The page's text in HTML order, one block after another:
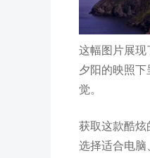
这幅图片展
夕阳的映照
觉。
获取这款酷
选择适合电脑